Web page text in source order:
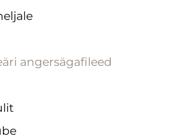
angersägafileed